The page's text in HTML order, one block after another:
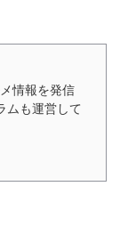
情報を発信
ムも運営して